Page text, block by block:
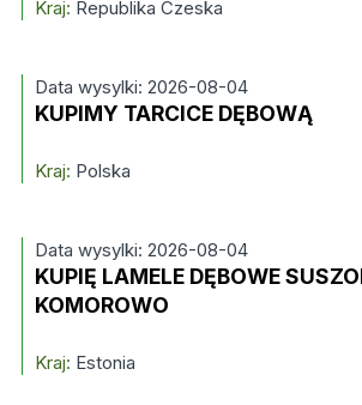
Kraj: Republika Czeska
Data wysylki: 2026-08-04
KUPIMY TARCICE DĘBOWĄ
Kraj: Polska
Data wysylki: 2026-08-04
KUPIĘ LAMELE DĘBOWE
KOMOROWO
Kraj: Estonia